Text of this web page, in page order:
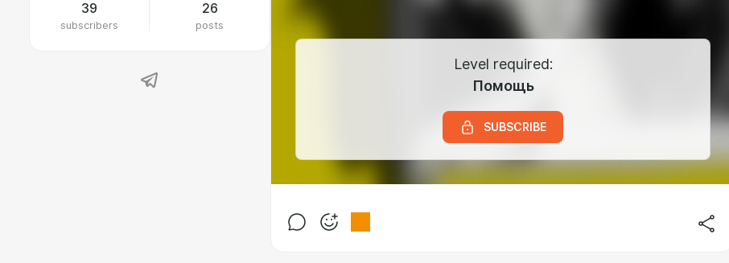
39
subscribers
26
posts
Level required:
Помощь
SUBSCRIBE